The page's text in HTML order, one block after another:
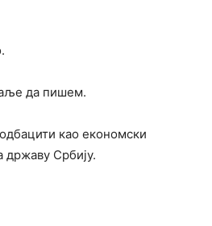
да пишем.
као економски
државу Србију.